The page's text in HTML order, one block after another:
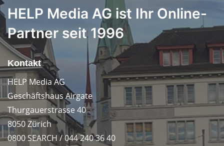
HELP Media AG ist Ihr Online-
Partner seit 1996
Kontakt
HELP Media AG
Geschäftshaus Airgate
Thurgauerstrasse 40
8050 Zürich
0800 SEARCH / 044 240 36 40